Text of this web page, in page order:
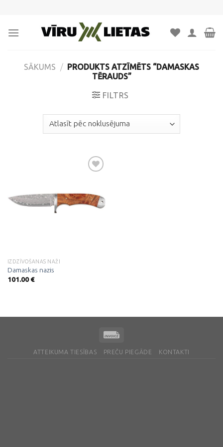
content
SĀKUMS / PRODUKTS ATZĪMĒTS “DAMASKAS
TĒRAUDS”
FILTRS
Pievienot
vēlmju
sarakstam
IZDZĪVOŠANAS NAŽI
Damaskas nazis
101.00€
ATTEIKUMA TIESĪBAS PREČU PIEGĀDE KONTAKTI